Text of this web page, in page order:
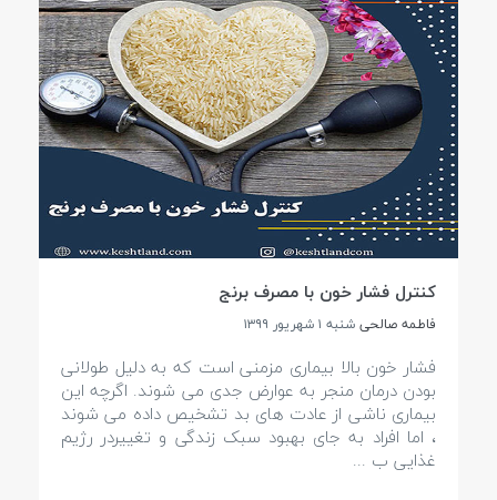
کنترل فشار خون با مصرف برنج
فاطمه صالحیشنبه ۱ شهريور ۱۳۹۹
فشار خون بالا بیماری مزمنی است که به دلیل طولانی
بودن درمان منجر به عوارض جدی می شوند. اگرچه این
بیماری ناشی از عادت های بد تشخیص داده می شوند
، اما افراد به جای بهبود سبک زندگی و تغییردر رژیم
غذایی ب ...